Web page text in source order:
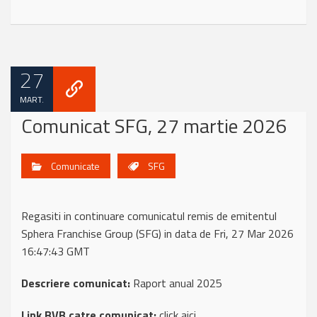
27
MART.
Comunicat SFG, 27 martie 2026
Comunicate SFG
Regasiti in continuare comunicatul remis de emitentul
Sphera Franchise Group (SFG) in data de Fri, 27 Mar 2026
16:47:43 GMT
Descriere comunicat: Raport anual 2025